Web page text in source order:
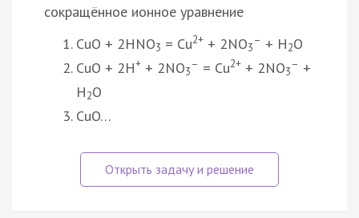
сокращённое ионное уравнение
CuO + 2HNO3 = Cu2+ + 2NO3
– + H2O
CuO + 2H+ + 2NO3
– = Cu2+ + 2NO3
– +
H2O
CuO…